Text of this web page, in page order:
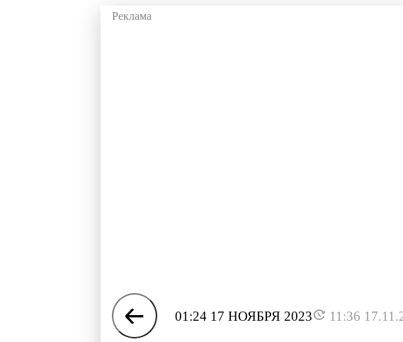
01:24 17 НОЯБРЯ 2023 11:36